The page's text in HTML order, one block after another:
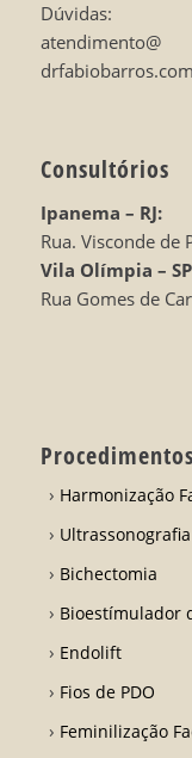
Dúvidas:
atendimento@
Consultórios
Ipanema – RJ:
Rua. Visconde de
Vila Olímpia –
Rua Gomes de
Procedimentos
Harmonização
Bichectomia
Bioestímulador
Endolift
Fios de PDO
Feminilização